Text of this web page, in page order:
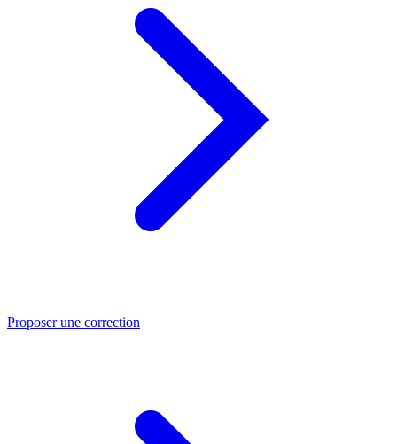
Proposer une correction